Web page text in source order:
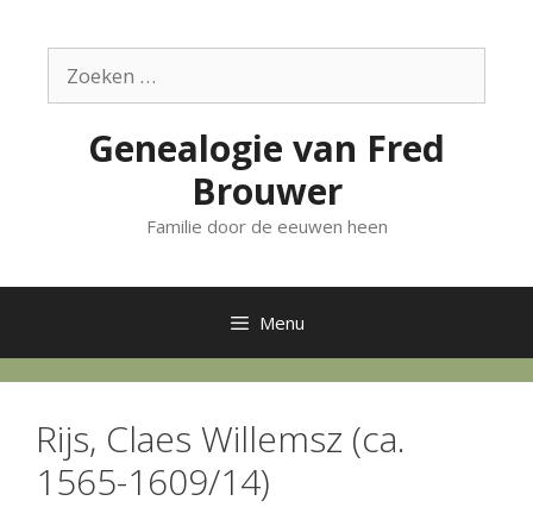
inhoudnaar:
Genealogie van Fred
Brouwer
Familie door de eeuwen heen
Menu
Rijs, Claes Willemsz (ca.
1565-1609/14)